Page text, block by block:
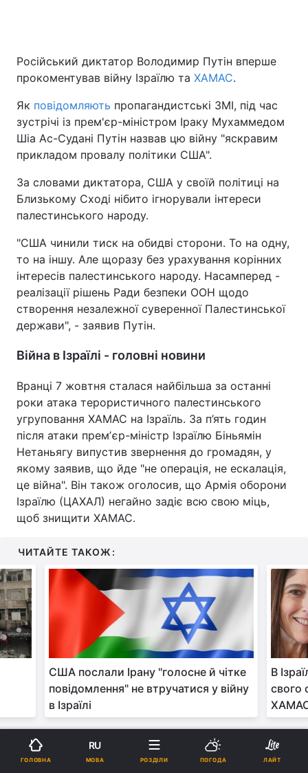
Російський диктатор Володимир Путін вперше
прокоментував війну Ізраїлю та ХАМАС.
Як повідомляють пропагандистські ЗМІ, під час
зустрічі із прем'єр-міністром Іраку Мухаммедом
Шіа Ас-Судані Путін назвав цю війну "яскравим
прикладом провалу політики США".
За словами диктатора, США у своїй політиці на
Близькому Сході нібито ігнорували інтереси
палестинського народу.
"США чинили тиск на обидві сторони. То на одну,
то на іншу. Але щоразу без урахування корінних
інтересів палестинського народу. Насамперед -
реалізації рішень Ради безпеки ООН щодо
створення незалежної суверенної Палестинської
держави", - заявив Путін.
Війна в Ізраїлі - головні новини
Вранці 7 жовтня сталася найбільша за останні
роки атака терористичного палестинського
угруповання ХАМАС на Ізраїль. За п’ять годин
після атаки премʼєр-міністр Ізраїлю Біньямін
Нетаньягу випустив звернення до громадян, у
якому заявив, що йде "не операція, не ескалація,
це війна". Він також оголосив, що Армія оборони
Ізраїлю (ЦАХАЛ) негайно задіє всю свою міць,
щоб знищити ХАМАС.
ЧИТАЙТЕ ТАКОЖ:
США послали Ірану "голосне й чітке
повідомлення" не втручатися у війну
в Ізраїлі
В
свого
ГОЛОВНА
RU
МОВА РОЗДІЛИ ПОГОДА ЛАЙТ